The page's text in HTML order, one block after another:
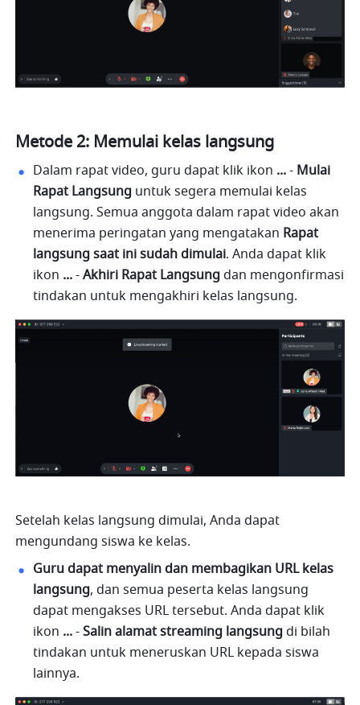
Metode 2: Memulai kelas langsung
Dalam rapat video, guru dapat klik ikon ... - Mulai
Rapat Langsung untuk segera memulai kelas
langsung. Semua anggota dalam rapat video akan
menerima peringatan yang mengatakan Rapat
langsung saat ini sudah dimulai. Anda dapat klik
ikon ... - Akhiri Rapat Langsung dan mengonfirmasi
tindakan untuk mengakhiri kelas langsung.
Setelah kelas langsung dimulai, Anda dapat
mengundang siswa ke kelas.
Guru dapat menyalin dan membagikan URL kelas
langsung, dan semua peserta kelas langsung
dapat mengakses URL tersebut. Anda dapat klik
ikon ... - Salin alamat streaming langsung di bilah
tindakan untuk meneruskan URL kepada siswa
lainnya.